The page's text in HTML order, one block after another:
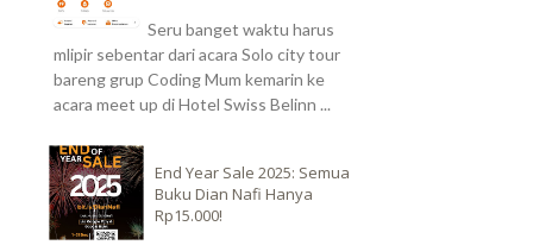
Seru banget waktu harus
mlipir sebentar dari acara Solo city tour
bareng grup Coding Mum kemarin ke
acara meet up di Hotel Swiss Belinn ...
End Year Sale 2025: Semua
Buku Dian Nafi Hanya
Rp15.000!